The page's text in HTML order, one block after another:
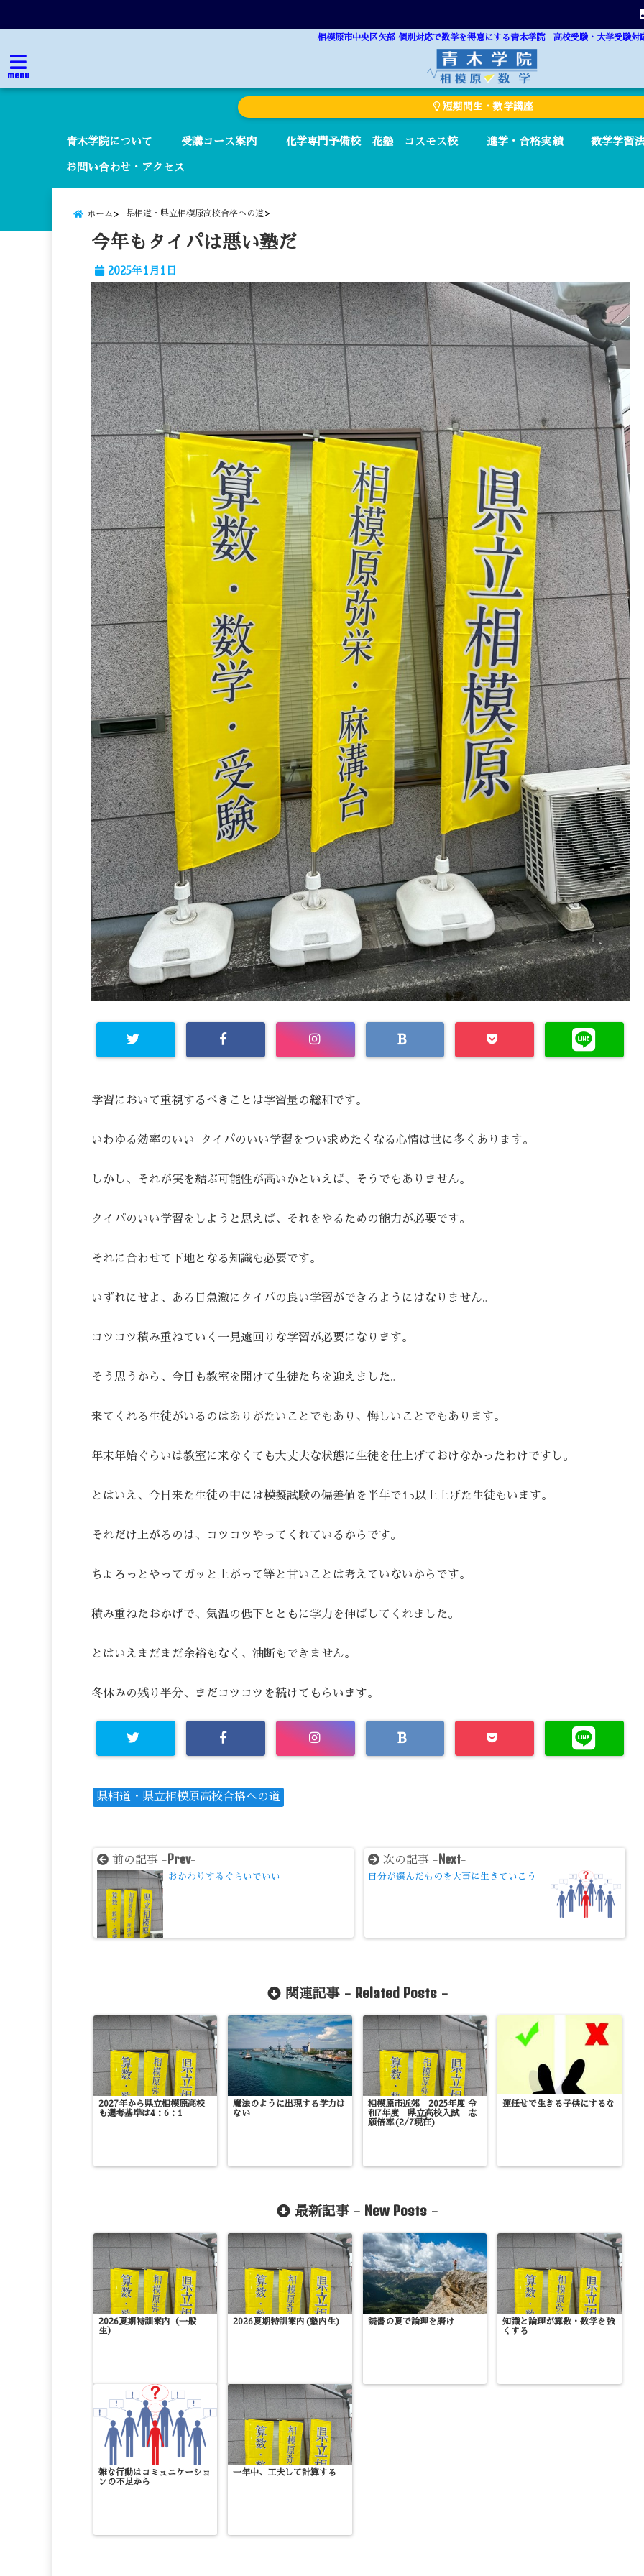
相模原市中央区矢部 個別対応で数学を得意にする青木学院 高校受験・大学受験対
menu
短期間生・数学講座
青木学院について 受講コース案内 化学専門予備校 花塾 コスモス校 進学・合格実績 数学学習
お問い合わせ・アクセス
ホーム 県相道・県立相模原高校合格への道
今年もタイパは悪い塾だ
2025年1月1日
学習において重視するべきことは学習量の総和です。
いわゆる効率のいい=タイパのいい学習をつい求めたくなる心情は世に多くあります。
しかし、それが実を結ぶ可能性が高いかといえば、そうでもありません。
タイパのいい学習をしようと思えば、それをやるための能力が必要です。
それに合わせて下地となる知識も必要です。
いずれにせよ、ある日急激にタイパの良い学習ができるようにはなりません。
コツコツ積み重ねていく一見遠回りな学習が必要になります。
そう思うから、今日も教室を開けて生徒たちを迎えました。
来てくれる生徒がいるのはありがたいことでもあり、悔しいことでもあります。
年末年始ぐらいは教室に来なくても大丈夫な状態に生徒を仕上げておけなかったわけですし。
とはいえ、今日来た生徒の中には模擬試験の偏差値を半年で15以上上げた生徒もいます。
それだけ上がるのは、コツコツやってくれているからです。
ちょろっとやってガッと上がって等と甘いことは考えていないからです。
積み重ねたおかげで、気温の低下とともに学力を伸ばしてくれました。
とはいえまだまだ余裕もなく、油断もできません。
冬休みの残り半分、まだコツコツを続けてもらいます。
県相道・県立相模原高校合格への道
前の記事 - Prev-
おかわりするぐらいでいい
次の記事 - Next-
自分が選んだものを大事に生きていこう
関連記事 - Related Posts-
2027年から県立相模原高校
も選考基準は4：6：1
魔法のように出現する学力は
ない
相模原市近郊 2025年度 令
和7年度 県立高校入試 志
願倍率(2/7現在)
運任せで生きる子供にするな
最新記事 - New Posts -
2026夏期特訓案内（一般
生）
2026夏期特訓案内(塾内生) 読書の夏で論理を磨け
知識と論理が算数・数学を強
くする
雑な行動はコミュニケーショ
ンの不足から
一年中、工夫して計算する